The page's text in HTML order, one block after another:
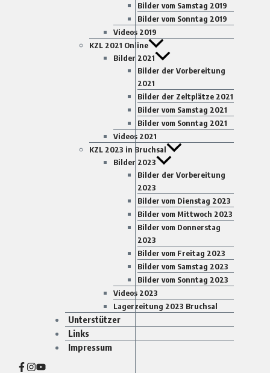
Bilder vom Samstag 2019
Bilder vom Sonntag 2019
Videos 2019
KZL 2021 Online
Bilder 2021
Bilder der Vorbereitung
2021
Bilder der Zeltplätze 2021
Bilder vom Samstag 2021
Bilder vom Sonntag 2021
Videos 2021
KZL 2023 in Bruchsal
Bilder 2023
Bilder der Vorbereitung
2023
Bilder vom Dienstag 2023
Bilder vom Mittwoch 2023
Bilder vom Donnerstag
2023
Bilder vom Freitag 2023
Bilder vom Samstag 2023
Bilder vom Sonntag 2023
Videos 2023
Lagerzeitung 2023 Bruchsal
Unterstützer
Links
Impressum